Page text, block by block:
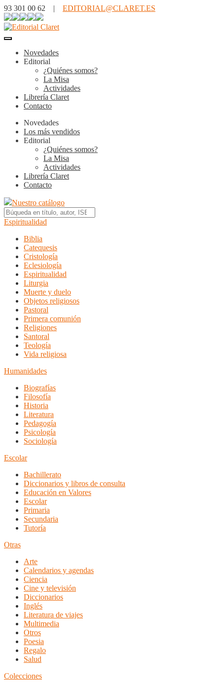
93 301 00 62 | EDITORIAL@CLARET.ES
Novedades
Editorial
¿Quiénes somos?
La Misa
Actividades
Librería Claret
Contacto
Novedades
Los más vendidos
Editorial
¿Quiénes somos?
La Misa
Actividades
Librería Claret
Contacto
Nuestro catálogo
Espiritualidad
Biblia
Catequesis
Cristología
Eclesiología
Espiritualidad
Liturgia
Muerte y duelo
Objetos religiosos
Pastoral
Primera comunión
Religiones
Santoral
Teología
Vida religiosa
Humanidades
Biografías
Filosofía
Historia
Literatura
Pedagogía
Psicología
Sociología
Escolar
Bachillerato
Diccionarios y libros de consulta
Educación en Valores
Escolar
Primaria
Secundaria
Tutoría
Otras
Arte
Calendarios y agendas
Ciencia
Cine y televisión
Diccionarios
Inglés
Literatura de viajes
Multimedia
Otros
Poesia
Regalo
Salud
Colecciones